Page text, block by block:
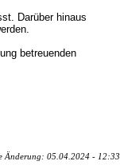
Darüber hinaus
betreuenden
Änderung: 05.04.2024 - 12:33